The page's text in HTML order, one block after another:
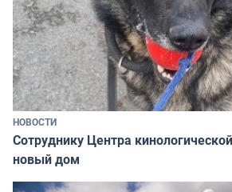
НОВОСТИ
Сотруднику Центра
новый дом